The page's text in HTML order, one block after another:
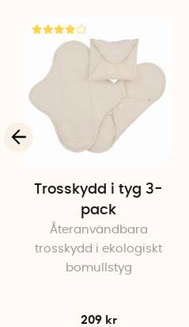
Trosskydd i tyg 3-
pack
Återanvändbara
trosskydd i ekologiskt
bomullstyg
209 kr